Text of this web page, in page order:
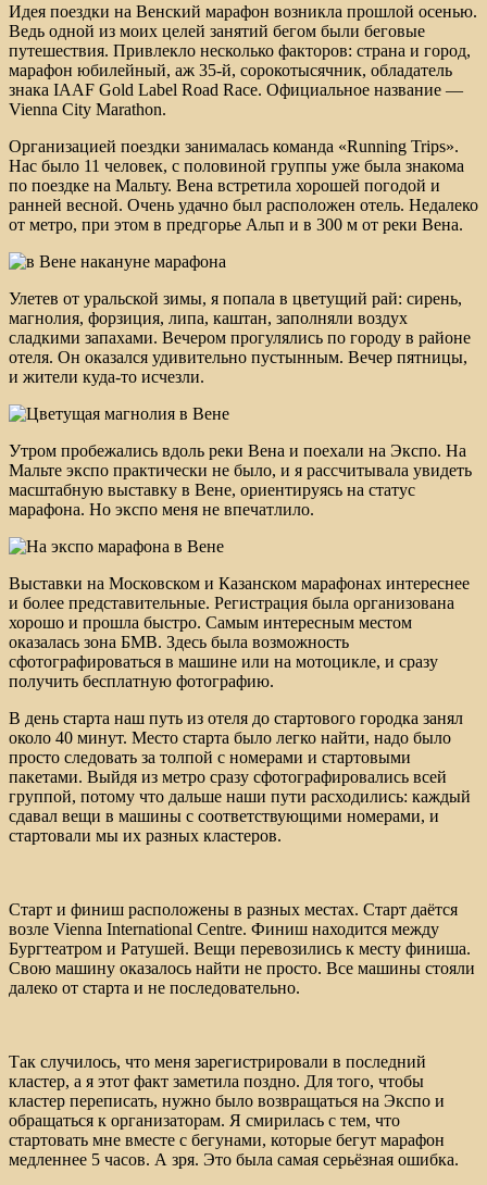
Идея поездки на Венский марафон возникла прошлой осенью.
Ведь одной из моих целей занятий бегом были беговые
путешествия. Привлекло несколько факторов: страна и город,
марафон юбилейный, аж 35-й, сорокотысячник, обладатель
знака IAAF Gold Label Road Race. Официальное название —
Vienna City Marathon.
Организацией поездки занималась команда «Running Trips».
Нас было 11 человек, с половиной группы уже была знакома
по поездке на Мальту. Вена встретила хорошей погодой и
ранней весной. Очень удачно был расположен отель. Недалеко
от метро, при этом в предгорье Альп и в 300 м от реки Вена.
Улетев от уральской зимы, я попала в цветущий рай: сирень,
магнолия, форзиция, липа, каштан, заполняли воздух
сладкими запахами. Вечером прогулялись по городу в районе
отеля. Он оказался удивительно пустынным. Вечер пятницы,
и жители куда-то исчезли.
Утром пробежались вдоль реки Вена и поехали на Экспо. На
Мальте экспо практически не было, и я рассчитывала увидеть
масштабную выставку в Вене, ориентируясь на статус
марафона. Но экспо меня не впечатлило.
Выставки на Московском и Казанском марафонах интереснее
и более представительные. Регистрация была организована
хорошо и прошла быстро. Самым интересным местом
оказалась зона БМВ. Здесь была возможность
сфотографироваться в машине или на мотоцикле, и сразу
получить бесплатную фотографию.
В день старта наш путь из отеля до стартового городка занял
около 40 минут. Место старта было легко найти, надо было
просто следовать за толпой с номерами и стартовыми
пакетами. Выйдя из метро сразу сфотографировались всей
группой, потому что дальше наши пути расходились: каждый
сдавал вещи в машины с соответствующими номерами, и
стартовали мы их разных кластеров.
Старт и финиш расположены в разных местах. Старт даётся
возле Vienna International Centre. Финиш находится между
Бургтеатром и Ратушей. Вещи перевозились к месту финиша.
Свою машину оказалось найти не просто. Все машины стояли
далеко от старта и не последовательно.
Так случилось, что меня зарегистрировали в последний
кластер, а я этот факт заметила поздно. Для того, чтобы
кластер переписать, нужно было возвращаться на Экспо и
обращаться к организаторам. Я смирилась с тем, что
стартовать мне вместе с бегунами, которые бегут марафон
медленнее 5 часов. А зря. Это была самая серьёзная ошибка.